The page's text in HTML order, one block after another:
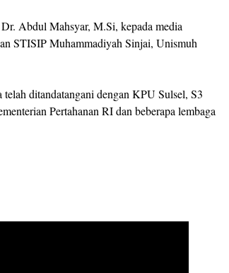
Abdul Mahsyar, M.Si, kepada media
STISIP Muhammadiyah Sinjai, Unismuh
ditandatangani dengan KPU Sulsel, S3
Pertahanan RI dan beberapa lembaga